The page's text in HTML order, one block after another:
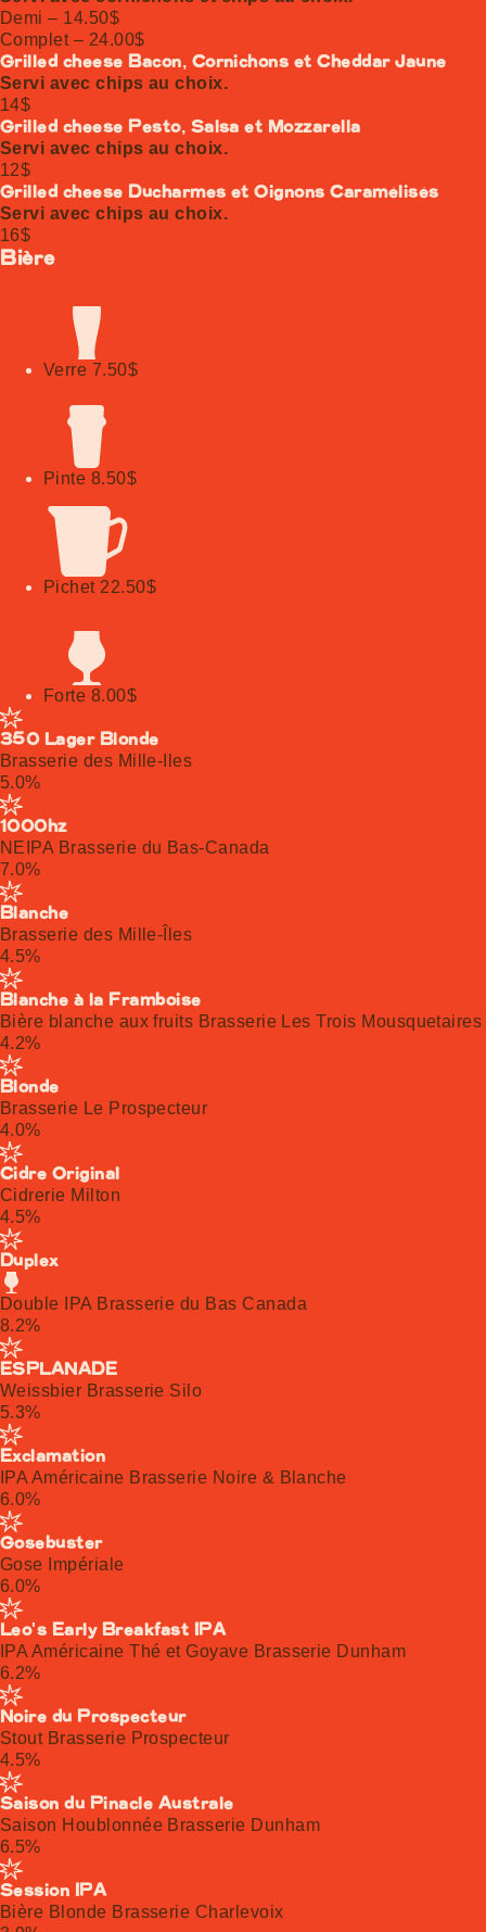
Demi – 14.50$
Complet – 24.00$
Grilled cheese Bacon, Cornichons et Cheddar Jaune
Servi avec chips au choix.
14$
Grilled cheese Pesto, Salsa et Mozzarella
Servi avec chips au choix.
12$
Grilled cheese Ducharmes et Oignons Caramélisés
Servi avec chips au choix.
16$
Bière
Verre 7.50$
Pinte 8.50$
Pichet 22.50$
Forte 8.00$
350 Lager Blonde
Brasserie des Mille-Iles
5.0%
1000hz
NEIPA Brasserie du Bas-Canada
7.0%
Blanche
Brasserie des Mille-Îles
4.5%
Blanche à la Framboise
Bière blanche aux fruits Brasserie Les Trois Mousquetaires
4.2%
Blonde
Brasserie Le Prospecteur
4.0%
Cidre Original
Cidrerie Milton
4.5%
Duplex
Double IPA Brasserie du Bas Canada
8.2%
ESPLANADE
Weissbier Brasserie Silo
5.3%
Exclamation
IPA Américaine Brasserie Noire & Blanche
6.0%
Gosebuster
Gose Impériale
6.0%
Leo's Early Breakfast IPA
IPA Américaine Thé et Goyave Brasserie Dunham
6.2%
Noire du Prospecteur
Stout Brasserie Prospecteur
4.5%
Saison du Pinacle Australe
Saison Houblonnée Brasserie Dunham
6.5%
Session IPA
Bière Blonde Brasserie Charlevoix